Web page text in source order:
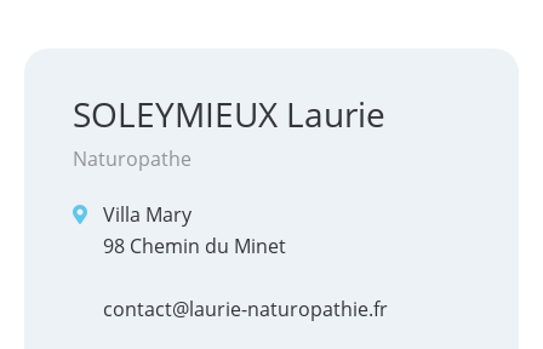
SOLEYMIEUX Laurie
Naturopathe
Villa Mary
98 Chemin du Minet
contact@laurie-naturopathie.fr